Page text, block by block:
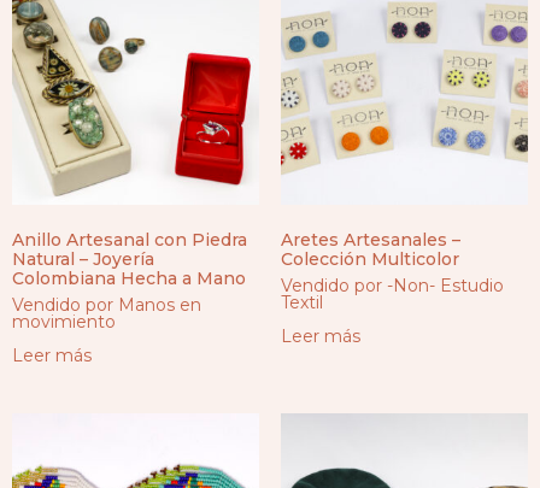
Anillo Artesanal con Piedra
Natural – Joyería
Colombiana Hecha a Mano
Vendido por Manos en
movimiento
Leer más
Aretes Artesanales –
Colección Multicolor
Vendido por -Non- Estudio
Textil
Leer más